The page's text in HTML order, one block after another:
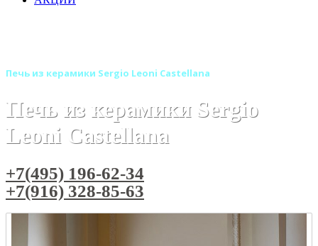
Печь из керамики Sergio Leoni Castellana
Печь из керамики Sergio
Leoni Castellana
+7(495) 196-62-34
+7(916) 328-85-63